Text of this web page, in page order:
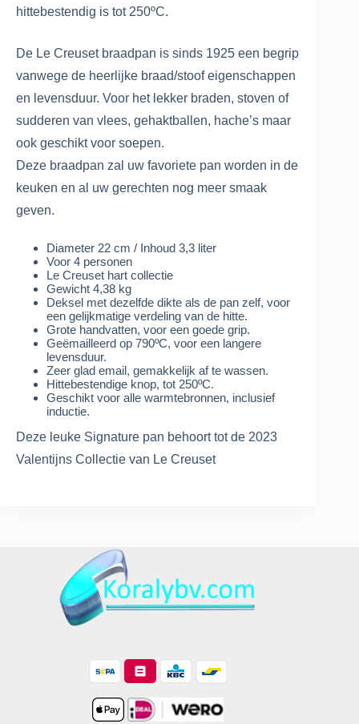
hittebestendig is tot 250ºC.
De Le Creuset braadpan is sinds 1925 een begrip
vanwege de heerlijke braad/stoof eigenschappen
en levensduur. Voor het lekker braden, stoven of
sudderen van vlees, gehaktballen, hache’s maar
ook geschikt voor soepen.
Deze braadpan zal uw favoriete pan worden in de
keuken en al uw gerechten nog meer smaak
geven.
Diameter 22 cm / Inhoud 3,3 liter
Voor 4 personen
Le Creuset hart collectie
Gewicht 4,38 kg
Deksel met dezelfde dikte als de pan zelf, voor
een gelijkmatige verdeling van de hitte.
Grote handvatten, voor een goede grip.
Geëmailleerd op 790ºC, voor een langere
levensduur.
Zeer glad email, gemakkelijk af te wassen.
Hittebestendige knop, tot 250ºC.
Geschikt voor alle warmtebronnen, inclusief
inductie.
Deze leuke Signature pan behoort tot de 2023
Valentijns Collectie van Le Creuset